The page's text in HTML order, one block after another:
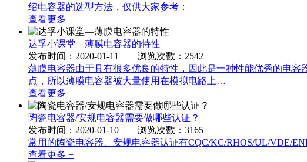
绍电容器的选型方法，仅供大家参考：
查看更多 +
达孚小课堂—薄膜电容器的特性
发布时间：2020-01-11 浏览次数：2542
薄膜电容器由于具有很多优良的特性，因此是一种性能优秀的电
点，所以薄膜电容器被大量使用在模拟电路上…
查看更多 +
陶瓷电容器/安规电容器需要做哪些认证？
发布时间：2020-01-10 浏览次数：3165
常用的陶瓷电容器、安规电容器认证有CQC/KC/RHOS/UL/VDE/
查看更多 +